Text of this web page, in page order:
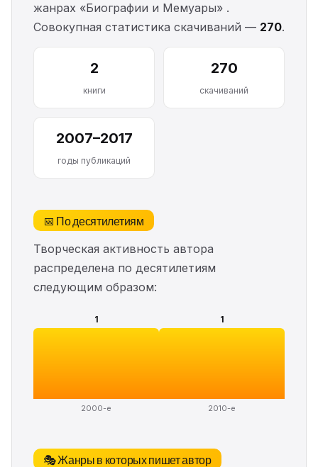
жанрах «Биографии и Мемуары» .
Совокупная статистика скачиваний — 270.
2
книги
270
скачиваний
2007–2017
годы публикаций
📅 По десятилетиям
Творческая активность автора
распределена по десятилетиям
следующим образом:
1
2000-е
1
2010-е
🎭 Жанры в которых пишет автор